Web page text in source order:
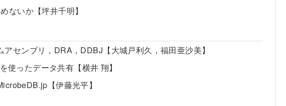
ないか【坪井千明】
センブリ，DRA，DDBJ【大城戸利久，福田亜沙美】
使ったデータ共有【横井 翔】
【伊藤光平】